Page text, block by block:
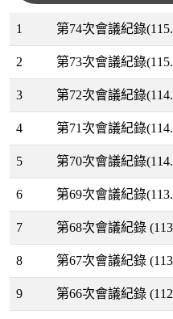
1 第74次會議紀錄
2 第73次會議紀錄
3 第72次會議紀錄
4 第71次會議紀錄
5 第70次會議紀錄
6 第69次會議紀錄
7 第68次會議紀錄
8 第67次會議紀錄
9 第66次會議紀錄